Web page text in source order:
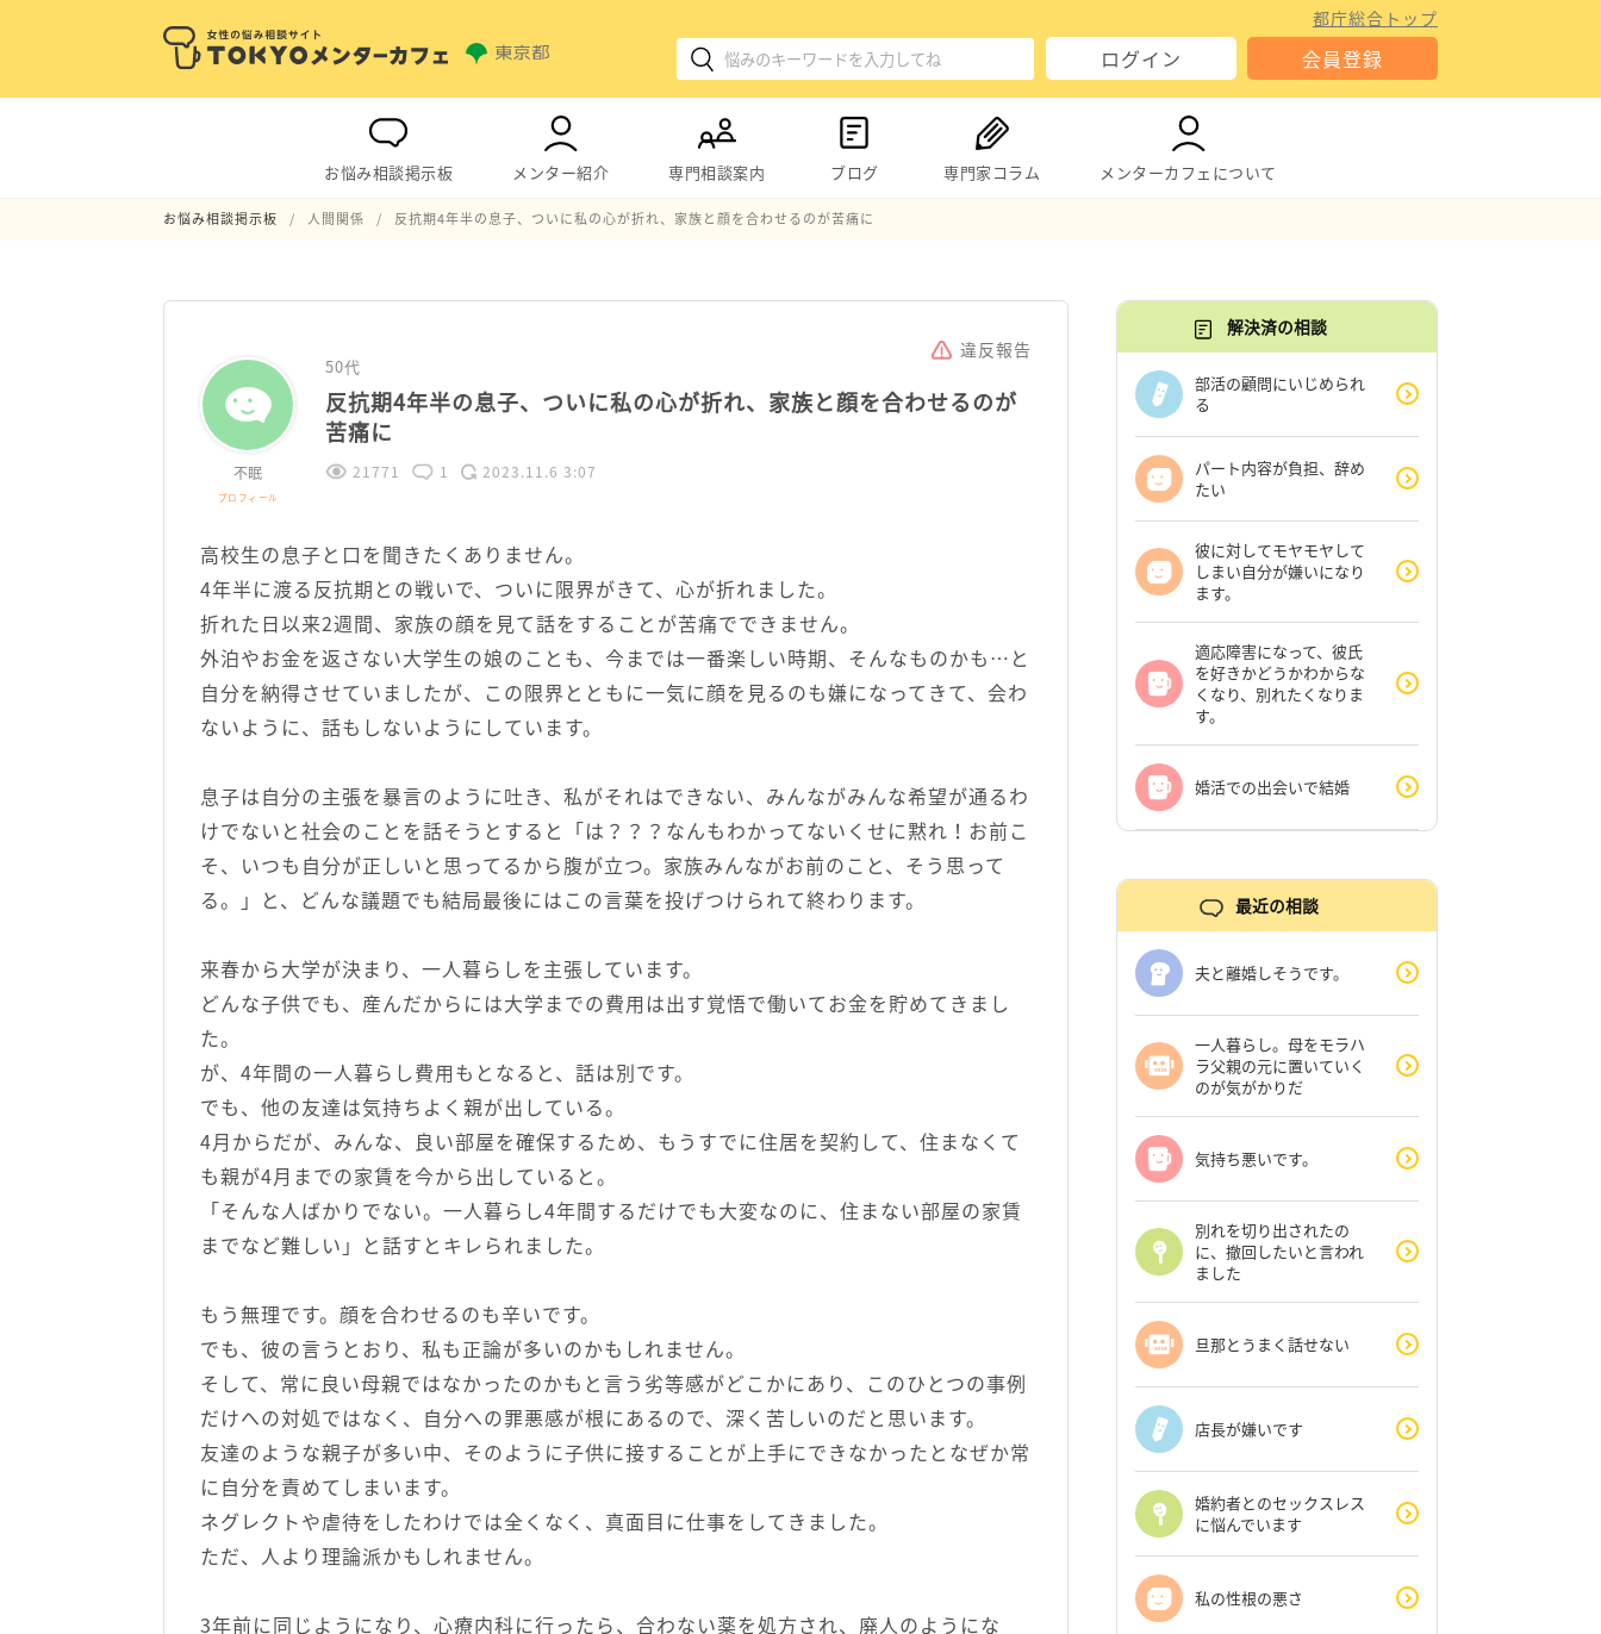
都庁総合トップ
ログイン 会員登録
お悩み相談掲示板 メンター紹介 専門相談案内 ブログ 専門家コラム メンターカフェについて
お悩み相談掲示板 人間関係 反抗期4年半の息子、ついに私の心が折れ、家族と顔を合わせるのが苦痛に
違反報告
不眠
プロフィール
50代
反抗期4年半の息子、ついに私の心が折れ、家族と顔を合わせるのが
苦痛に
21771 1 2023.11.6 3:07
高校生の息子と口を聞きたくありません。
4年半に渡る反抗期との戦いで、ついに限界がきて、心が折れました。
折れた日以来2週間、家族の顔を見て話をすることが苦痛でできません。
外泊やお金を返さない大学生の娘のことも、今までは一番楽しい時期、そんなものかも…と
自分を納得させていましたが、この限界とともに一気に顔を見るのも嫌になってきて、会わ
ないように、話もしないようにしています。
息子は自分の主張を暴言のように吐き、私がそれはできない、みんながみんな希望が通るわ
けでないと社会のことを話そうとすると「は？？？なんもわかってないくせに黙れ！お前こ
そ、いつも自分が正しいと思ってるから腹が立つ。家族みんながお前のこと、そう思って
る。」と、どんな議題でも結局最後にはこの言葉を投げつけられて終わります。
来春から大学が決まり、一人暮らしを主張しています。
どんな子供でも、産んだからには大学までの費用は出す覚悟で働いてお金を貯めてきまし
た。
が、4年間の一人暮らし費用もとなると、話は別です。
でも、他の友達は気持ちよく親が出している。
4月からだが、みんな、良い部屋を確保するため、もうすでに住居を契約して、住まなくて
も親が4月までの家賃を今から出していると。
「そんな人ばかりでない。一人暮らし4年間するだけでも大変なのに、住まない部屋の家賃
までなど難しい」と話すとキレられました。
もう無理です。顔を合わせるのも辛いです。
でも、彼の言うとおり、私も正論が多いのかもしれません。
そして、常に良い母親ではなかったのかもと言う劣等感がどこかにあり、このひとつの事例
だけへの対処ではなく、自分への罪悪感が根にあるので、深く苦しいのだと思います。
友達のような親子が多い中、そのように子供に接することが上手にできなかったとなぜか常
に自分を責めてしまいます。
ネグレクトや虐待をしたわけでは全くなく、真面目に仕事をしてきました。
ただ、人より理論派かもしれません。
3年前に同じようになり、心療内科に行ったら、合わない薬を処方され、廃人のようにな
解決済の相談
部活の顧問にいじめられ
る
パート内容が負担、辞め
たい
彼に対してモヤモヤして
しまい自分が嫌いになり
ます。
適応障害になって、彼氏
を好きかどうかわからな
くなり、別れたくなりま
す。
婚活での出会いで結婚
最近の相談
夫と離婚しそうです。
一人暮らし。母をモラハ
ラ父親の元に置いていく
のが気がかりだ
気持ち悪いです。
別れを切り出されたの
に、撤回したいと言われ
ました
旦那とうまく話せない
店長が嫌いです
婚約者とのセックスレス
に悩んでいます
私の性根の悪さ